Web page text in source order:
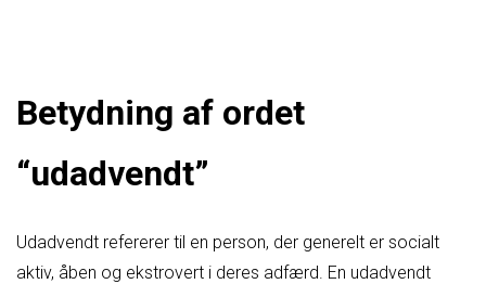
Betydning af ordet
“udadvendt”
Udadvendt refererer til en person, der generelt er socialt
aktiv, åben og ekstrovert i deres adfærd. En udadvendt